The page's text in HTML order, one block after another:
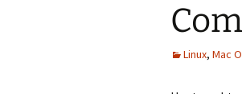
Linux, Mac